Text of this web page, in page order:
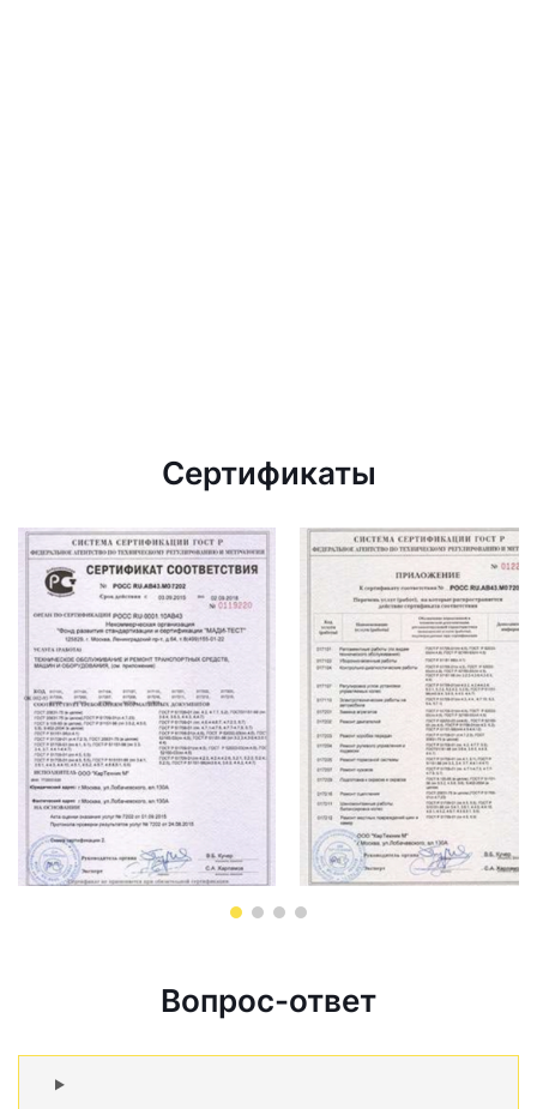
Сертификаты
Вопрос-ответ